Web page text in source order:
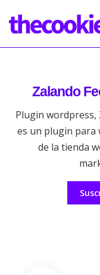
Zalando
Plugin wordpress,
es un plugin para
de la tienda